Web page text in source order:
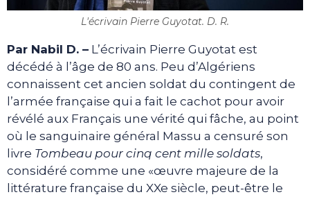
L'écrivain Pierre Guyotat. D. R.
Par Nabil D. – L’écrivain Pierre Guyotat est
décédé à l’âge de 80 ans. Peu d’Algériens
connaissent cet ancien soldat du contingent de
l’armée française qui a fait le cachot pour avoir
révélé aux Français une vérité qui fâche, au point
où le sanguinaire général Massu a censuré son
livre Tombeau pour cinq cent mille soldats,
considéré comme une «œuvre majeure de la
littérature française du XXe siècle, peut-être le